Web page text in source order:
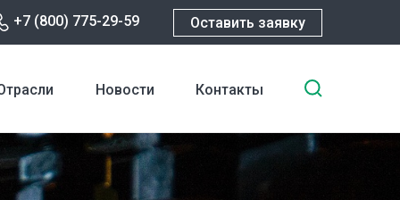
+7 (800) 775-29-59 Оставить заявку
Новости Контакты
слова